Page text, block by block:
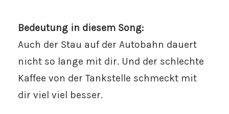
Bedeutung in diesem Song:
Auch der Stau auf der Autobahn dauert
nicht so lange mit dir. Und der schlechte
Kaffee von der Tankstelle schmeckt mit
dir viel viel besser.